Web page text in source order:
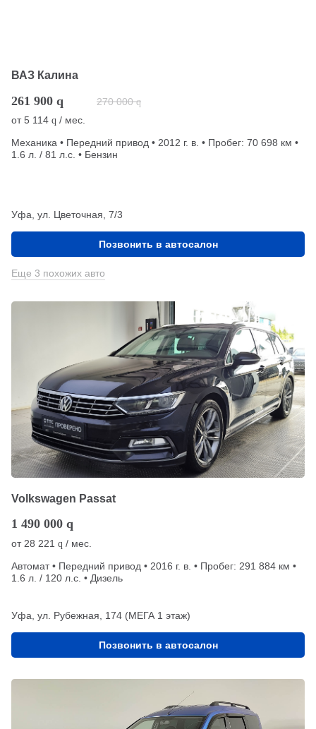
ВАЗ Калина
261 900 q 270 000 q
от5 114 q / мес.
Механика • Передний привод • 2012 г. в. • Пробег: 70 698 км •
1.6 л. / 81 л.с. • Бензин
Уфа, ул. Цветочная, 7/3
Позвонить в автосалон
Еще 3 похожих авто
Volkswagen Passat
1 490 000 q
от28 221 q / мес.
Автомат • Передний привод • 2016 г. в. • Пробег: 291 884 км •
1.6 л. / 120 л.с. • Дизель
Уфа, ул. Рубежная, 174 (МЕГА 1 этаж)
Позвонить в автосалон